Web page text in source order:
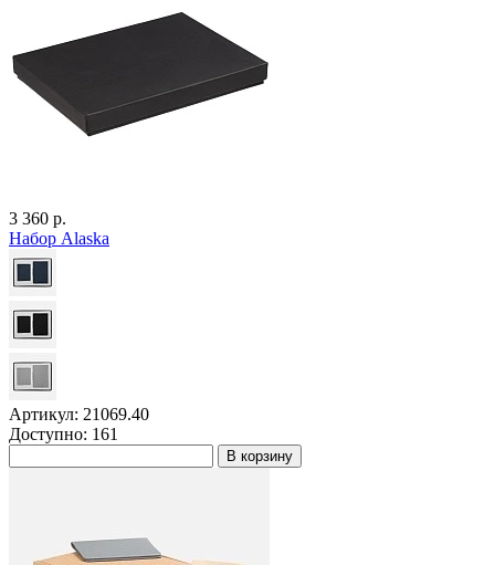
3 360 р.
Набор Alaska
Артикул: 21069.40
Доступно: 161
В корзину